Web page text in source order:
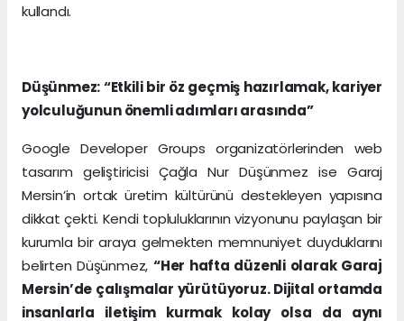
kullandı.
Düşünmez: “Etkili bir öz geçmiş hazırlamak, kariyer
yolculuğunun önemli adımları arasında”
Google Developer Groups organizatörlerinden web
tasarım geliştiricisi Çağla Nur Düşünmez ise Garaj
Mersin’in ortak üretim kültürünü destekleyen yapısına
dikkat çekti. Kendi topluluklarının vizyonunu paylaşan bir
kurumla bir araya gelmekten memnuniyet duyduklarını
belirten Düşünmez, “Her hafta düzenli olarak Garaj
Mersin’de çalışmalar yürütüyoruz. Dijital ortamda
insanlarla iletişim kurmak kolay olsa da aynı